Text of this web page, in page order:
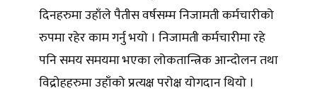
दिनहरुमा उहाँले पैतीस वर्षसम्म निजामती कर्मचारीको
रुपमा रहेर काम गर्नु भयो । निजामती कर्मचारीमा रहे
पनि समय समयमा भएका लोकतान्त्रिक आन्दोलन तथा
विद्रोहहरुमा उहाँको प्रत्यक्ष परोक्ष योगदान थियो ।